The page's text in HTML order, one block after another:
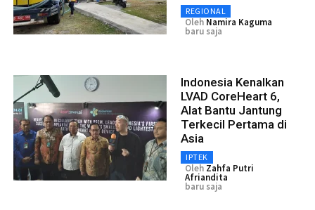
REGIONAL
Oleh Namira Kaguma
baru saja
Indonesia Kenalkan
LVAD CoreHeart 6,
Alat Bantu Jantung
Terkecil Pertama di
Asia
IPTEK
Oleh Zahfa Putri
Afriandita
baru saja